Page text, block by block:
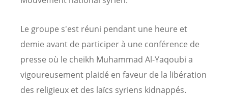
Le groupe s'est réuni pendant une heure et
demie avant de participer à une conférence de
presse où le cheikh Muhammad Al-Yaqoubi a
vigoureusement plaidé en faveur de la libération
des religieux et des laïcs syriens kidnappés.